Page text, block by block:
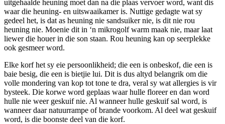
uitgehaalde heuning moet dan na die plaas vervoer word, want dis
waar die heuning- en uitswaaikamer is. Nuttige gedagte wat sy
gedeel het, is dat as heuning nie sandsuiker nie, is dit nie rou
heuning nie. Moenie dit in ‘n mikrogolf warm maak nie, maar laat
liewer die houer in die son staan. Rou heuning kan op seerplekke
ook gesmeer word.
Elke korf het sy eie persoonlikheid; die een is onbeskof, die een is
baie besig, die een is bietjie lui. Dit is dus altyd belangrik om die
volle mondering van kop tot tone te dra, veral sy wat allergies is vir
bysteek. Die korwe word geplaas waar hulle floreer en dan word
hulle nie weer geskuif nie. Al wanneer hulle geskuif sal word, is
wanneer daar natuurrampe of brande voorkom. Al deel wat geskuif
word, is die boonste deel van die korf.